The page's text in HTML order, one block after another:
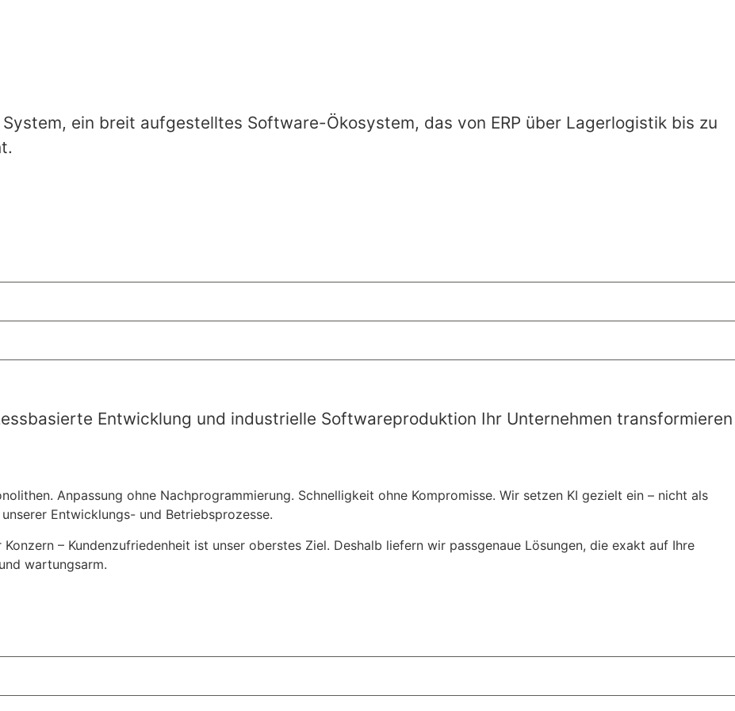
ein breit aufgestelltes Software-Ökosystem, das von ERP über Lagerlogistik bis zu
Entwicklung und industrielle Softwareproduktion Ihr Unternehmen transformieren
Anpassung ohne Nachprogrammierung. Schnelligkeit ohne Kompromisse. Wir setzen KI gezielt ein – nicht als
Entwicklungs- und Betriebsprozesse.
– Kundenzufriedenheit ist unser oberstes Ziel. Deshalb liefern wir passgenaue Lösungen, die exakt auf Ihre
wartungsarm.